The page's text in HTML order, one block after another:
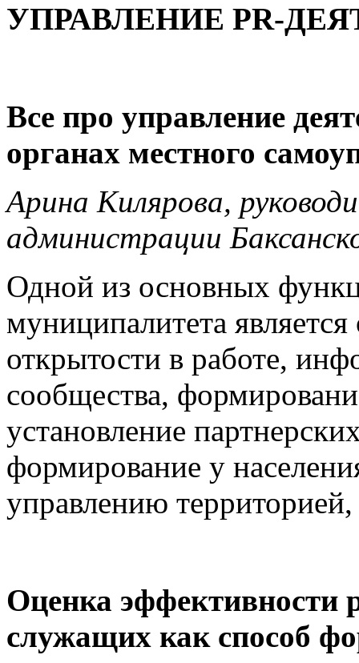
УПРАВЛЕНИЕ PR-
Все про управление
органах местного
Арина Килярова,
администрации
Одной из основных
муниципалитета
открытости в работе,
сообщества,
установление
формирование у
управлению
Оценка эффективности
служащих как способ